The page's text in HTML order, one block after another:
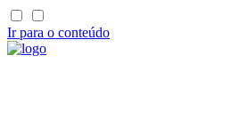
Ir para o conteúdo